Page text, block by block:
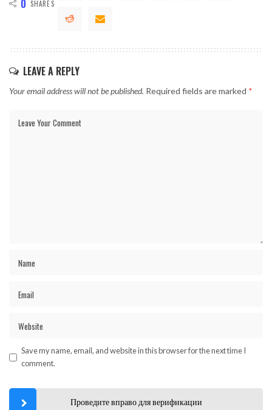
0 SHARES
LEAVE A REPLY
Your email address will not be published. Required fields are marked *
Save my name, email, and website in this browser for the next time I
comment.
Проведите вправо для верификации